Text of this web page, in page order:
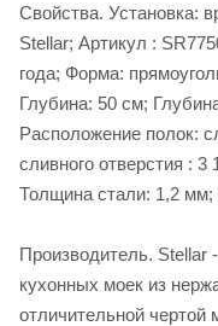
Свойства. Установка:
Stellar; Артикул :
года; Форма:
Глубина: 50 см;
Расположение полок:
сливного отверстия : 3
Толщина стали: 1,2 мм;
Производитель. Stellar
кухонных моек из
отличительной чертой